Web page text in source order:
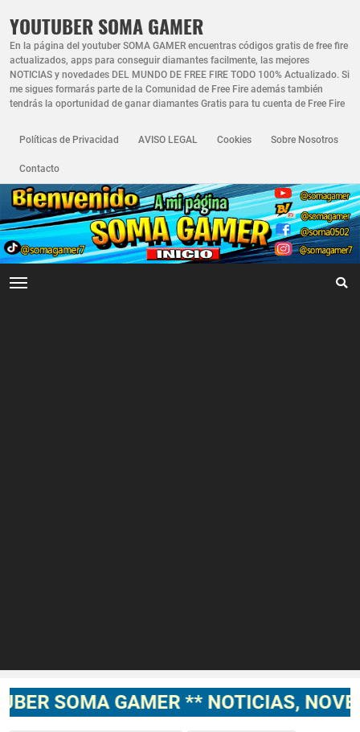
YOUTUBER SOMA GAMER
En la página del youtuber SOMA GAMER encuentras códigos gratis de free fire
actualizados, apps para conseguir diamantes facilmente, las mejores
NOTICIAS y novedades DEL MUNDO DE FREE FIRE TODO 100% Actualizado. Si
me sigues formarás parte de la Comunidad de Free Fire además también
tendrás la oportunidad de ganar diamantes Gratis para tu cuenta de Free Fire
Políticas de Privacidad AVISO LEGAL Cookies Sobre Nosotros
Contacto
GAMER ** NOTICIAS,